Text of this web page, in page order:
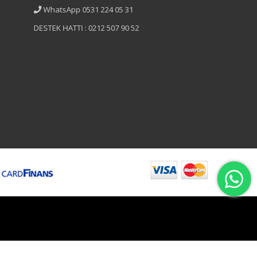
WhatsApp 0531 224 05 31
DESTEK HATTI : 0212 507 90 52